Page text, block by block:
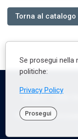
Se prosegui nella
politiche:
Privacy Policy
Prosegui
Torna al catalogo
Piazza delle